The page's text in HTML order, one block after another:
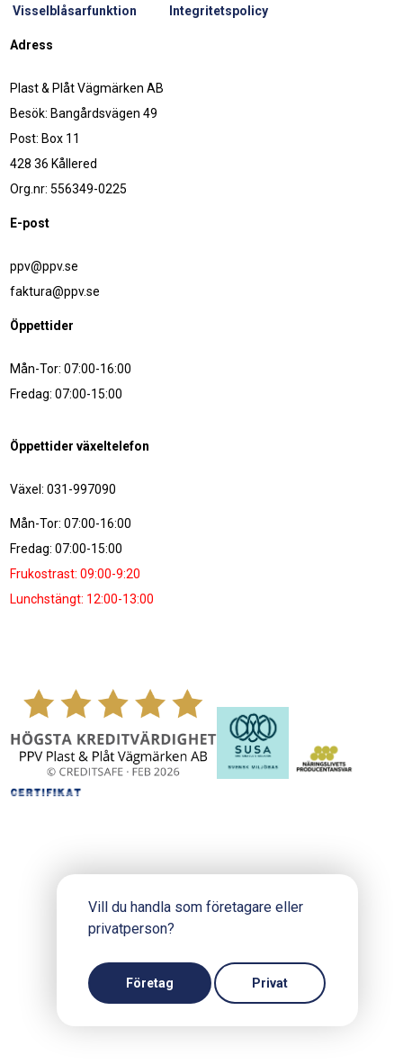
Visselblåsarfunktion
Integritetspolicy
Adress
Plast & Plåt Vägmärken AB
Besök: Bangårdsvägen 49
Post: Box 11
428 36 Kållered
Org.nr: 556349-0225
E-post
ppv@ppv.se
faktura@ppv.se
Öppettider
Mån-Tor: 07:00-16:00
Fredag: 07:00-15:00
Öppettider växeltelefon
Växel: 031-997090
Mån-Tor: 07:00-16:00
Fredag: 07:00-15:00
Frukostrast: 09:00-9:20
Lunchstängt: 12:00-13:00
Produktion och design: Webbpartner
Vill du handla som företagare eller
privatperson?
Företag Privat